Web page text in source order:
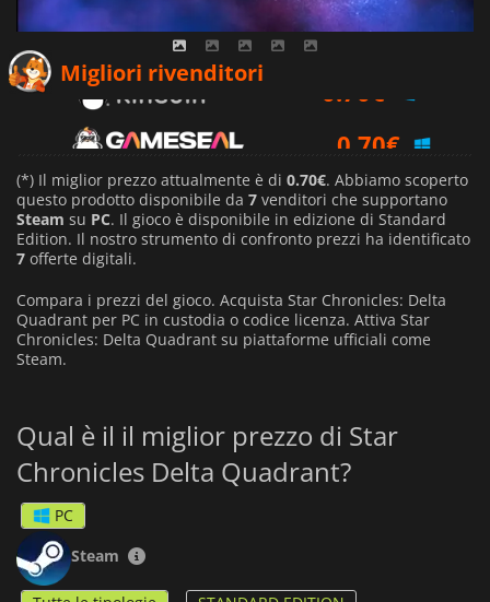
Migliori rivenditori
0.75€
(*) Il miglior prezzo attualmente è di 0.70€. Abbiamo scoperto
questo prodotto disponibile da 7 venditori che supportano
Steam su PC. Il gioco è disponibile in edizione di Standard
Edition. Il nostro strumento di confronto prezzi ha identificato
7 offerte digitali.
Compara i prezzi del gioco. Acquista Star Chronicles: Delta
Quadrant per PC in custodia o codice licenza. Attiva Star
Chronicles: Delta Quadrant su piattaforme ufficiali come
Steam.
Qual è il il miglior prezzo di Star
Chronicles Delta Quadrant?
PC
Steam